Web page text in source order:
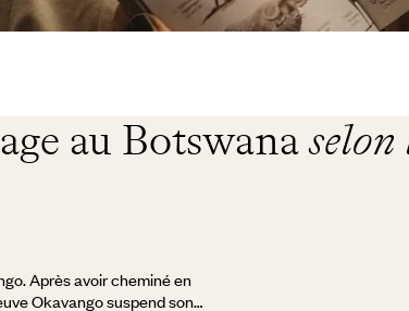
au Botswana
Après avoir cheminé en
Okavango suspend son